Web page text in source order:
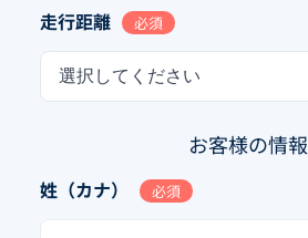
走行距離 必須
選択してください
お客様の情報
姓（カナ） 必須